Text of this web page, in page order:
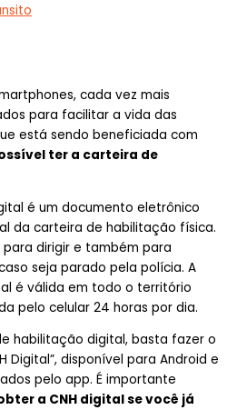
cada vez mais
para facilitar a vida das
está sendo beneficiada com
ter a carteira de
é um documento eletrônico
da carteira de habilitação física.
dirigir e também para
seja parado pela polícia. A
é válida em todo o território
pelo celular 24 horas por dia.
habilitação digital, basta fazer o
Digital”, disponível para Android e
pelo app. É importante
a CNH digital se você já